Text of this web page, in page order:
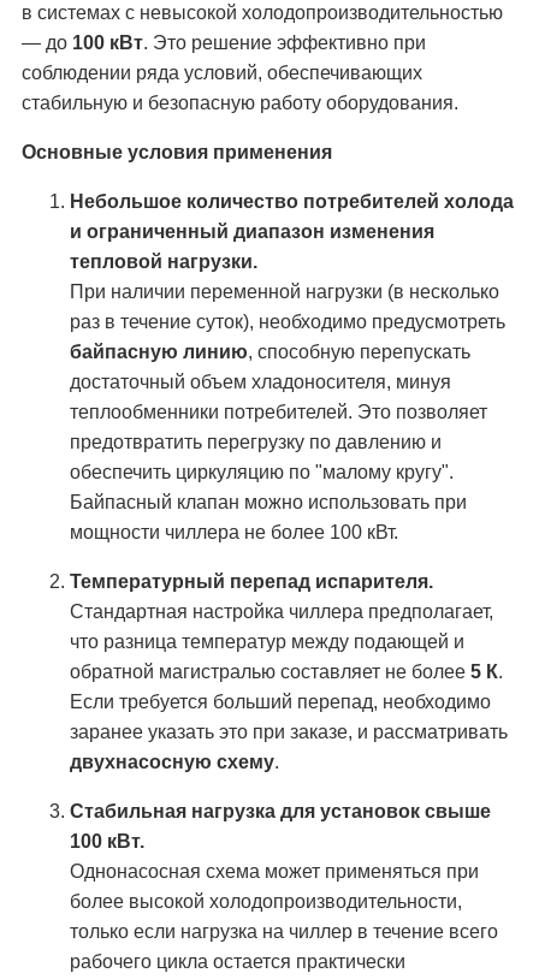
в системах с невысокой холодопроизводительностью
— до 100 кВт. Это решение эффективно при
соблюдении ряда условий, обеспечивающих
стабильную и безопасную работу оборудования.
Основные условия применения
Небольшое количество потребителей холода
и ограниченный диапазон изменения
тепловой нагрузки.
При наличии переменной нагрузки (в несколько
раз в течение суток), необходимо предусмотреть
байпасную линию, способную перепускать
достаточный объем хладоносителя, минуя
теплообменники потребителей. Это позволяет
предотвратить перегрузку по давлению и
обеспечить циркуляцию по "малому кругу".
Байпасный клапан можно использовать при
мощности чиллера не более 100 кВт.
Температурный перепад испарителя.
Стандартная настройка чиллера предполагает,
что разница температур между подающей и
обратной магистралью составляет не более 5 К.
Если требуется больший перепад, необходимо
заранее указать это при заказе, и рассматривать
двухнасосную схему.
Стабильная нагрузка для установок свыше
100 кВт.
Однонасосная схема может применяться при
более высокой холодопроизводительности,
только если нагрузка на чиллер в течение всего
рабочего цикла остается практически